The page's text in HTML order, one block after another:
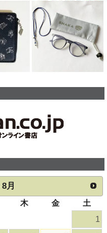
8月
木 金
土
1